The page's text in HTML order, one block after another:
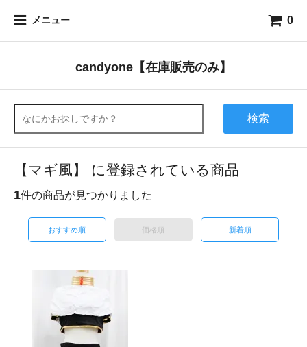
メニュー 0
candyone【在庫販売のみ】
検索
【マギ風】 に登録されている商品
1件の商品が見つかりました
おすすめ順 価格順 新着順